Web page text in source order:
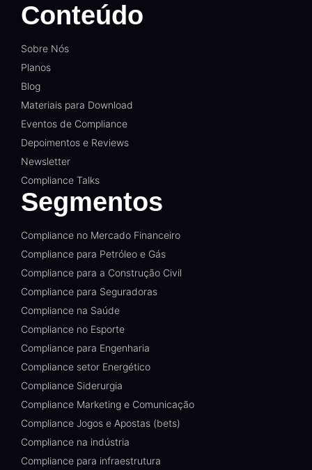
Conteúdo
Sobre Nós
Planos
Blog
Materiais para Download
Eventos de Compliance
Depoimentos e Reviews
Newsletter
Compliance Talks
Segmentos
Compliance no Mercado Financeiro
Compliance para Petróleo e Gás
Compliance para a Construção Civil
Compliance para Seguradoras
Compliance na Saúde
Compliance no Esporte
Compliance para Engenharia
Compliance setor Energético
Compliance Siderurgia
Compliance Marketing e Comunicação
Compliance Jogos e Apostas (bets)
Compliance na indústria
Compliance para infraestrutura